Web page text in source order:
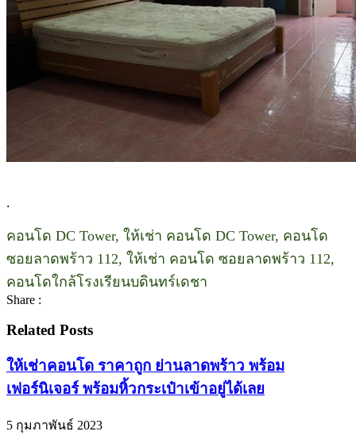
.
คอนโด DC Tower, ให้เช่า คอนโด DC Tower, คอนโด
ซอยลาดพร้าว 112, ให้เช่า คอนโด ซอยลาดพร้าว 112,
คอนโดใกล้โรงเรียนบดินทร์เดชา
Share :
Related Posts
ให้เช่าคอนโด ราคาถูก ย่านลาดพร้าว พร้อม
เฟอร์นิเจอร์ พร้อมหิ้วกระเป๋าเข้าอยู่ได้เลย
5 กุมภาพันธ์ 2023